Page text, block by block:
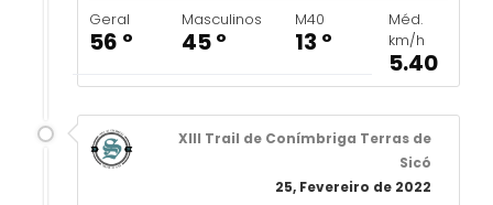
Geral
56 º
Masculinos
45 º
M40
13 º
Méd.
km/h
5.40
XIII Trail de Conímbriga Terras de
Sicó
25, Fevereiro de 2022